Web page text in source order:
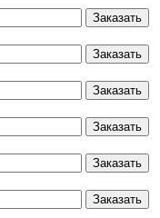
Заказать
Заказать
Заказать
Заказать
Заказать
Заказать